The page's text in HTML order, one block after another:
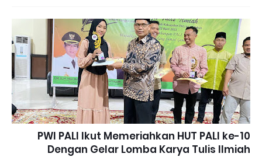
PWI PALI Ikut Memeriahkan HUT PALI ke-10
Dengan Gelar Lomba Karya Tulis Ilmiah